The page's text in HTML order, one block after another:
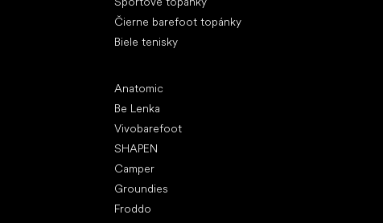
Čierne barefoot topánky
Biele tenisky
Anatomic
Be Lenka
Vivobarefoot
SHAPEN
Camper
Groundies
Froddo